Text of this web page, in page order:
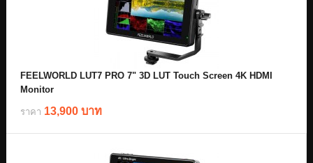
FEELWORLD LUT7 PRO 7" 3D LUT Touch Screen 4K HDMI
Monitor
ราคา 13,900 บาท